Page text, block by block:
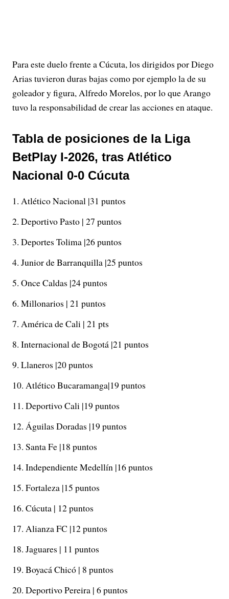
Para este duelo frente a Cúcuta, los dirigidos por Diego
Arias tuvieron duras bajas como por ejemplo la de su
goleador y figura, Alfredo Morelos, por lo que Arango
tuvo la responsabilidad de crear las acciones en ataque.
Tabla de posiciones de la Liga
BetPlay I-2026, tras Atlético
Nacional 0-0 Cúcuta
Atlético Nacional |31 puntos
Deportivo Pasto | 27 puntos
Deportes Tolima |26 puntos
Junior de Barranquilla |25 puntos
Once Caldas |24 puntos
Millonarios | 21 puntos
América de Cali | 21 pts
Internacional de Bogotá |21 puntos
Llaneros |20 puntos
Atlético Bucaramanga|19 puntos
Deportivo Cali |19 puntos
Águilas Doradas |19 puntos
Santa Fe |18 puntos
Independiente Medellín |16 puntos
Fortaleza |15 puntos
Cúcuta | 12 puntos
Alianza FC |12 puntos
Jaguares | 11 puntos
Boyacá Chicó | 8 puntos
Deportivo Pereira | 6 puntos